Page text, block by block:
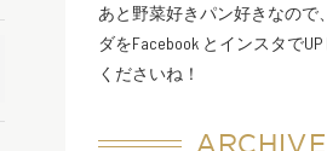
あと野菜好きパン好きなので
ダをFacebook とインスタで
くださいね！